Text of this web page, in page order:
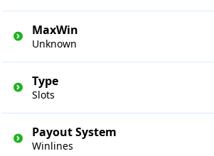
MaxWin
Unknown
Type
Slots
Payout System
Winlines